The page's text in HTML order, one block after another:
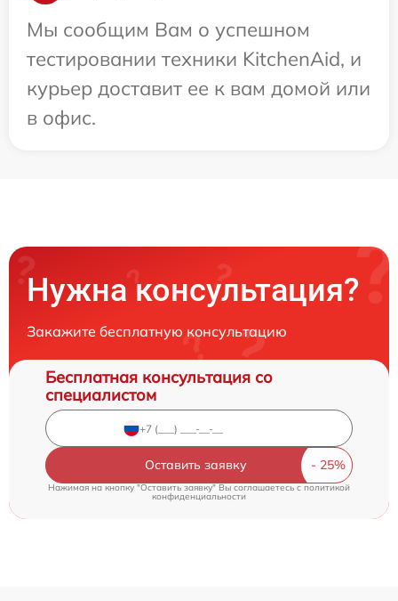
Мы сообщим Вам о успешном
тестировании техники KitchenAid, и
курьер доставит ее к вам домой или
в офис.
Нужна консультация?
Закажите бесплатную консультацию
Бесплатная консультация со
специалистом
Оставить заявку
Нажимая на кнопку "Оставить заявку" Вы соглашаетесь cполитикой
конфиденциальности